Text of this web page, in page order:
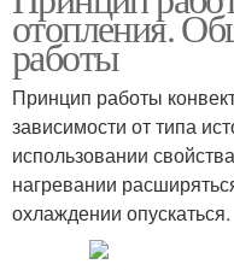
отопления.
работы
Принцип работы
зависимости от типа
использовании
нагревании
охлаждении опускаться.